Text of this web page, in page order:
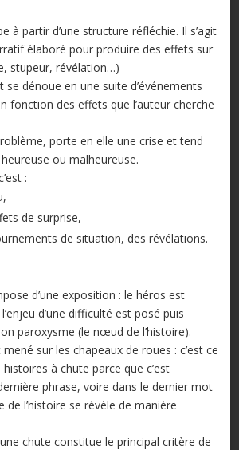
à partir d’une structure réfléchie. Il s’agit
élaboré pour produire des effets sur
stupeur, révélation…)
se dénoue en une suite d’événements
fonction des effets que l’auteur cherche
porte en elle une crise et tend
ou malheureuse.
:
de surprise,
de situation, des révélations.
d’une exposition : le héros est
d’une difficulté est posé puis
paroxysme (le nœud de l’histoire).
sur les chapeaux de roues : c’est ce
histoires à chute parce que c’est
phrase, voire dans le dernier mot
de l’histoire se révèle de manière
chute constitue le principal critère de